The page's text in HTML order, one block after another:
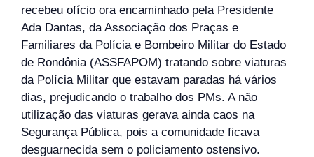
recebeu ofício ora encaminhado pela Presidente
Ada Dantas, da Associação dos Praças e
Familiares da Polícia e Bombeiro Militar do Estado
de Rondônia (ASSFAPOM) tratando sobre viaturas
da Polícia Militar que estavam paradas há vários
dias, prejudicando o trabalho dos PMs. A não
utilização das viaturas gerava ainda caos na
Segurança Pública, pois a comunidade ficava
desguarnecida sem o policiamento ostensivo.